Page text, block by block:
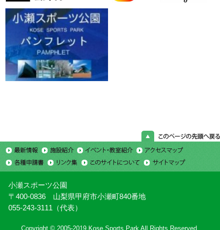
小瀬スポーツ公園
〒400-0836 山梨県甲府市小瀬町840番地
055-243-3111（代表）
Copyright © 2005-2019 Kose Sports Park All Rights Reserved.